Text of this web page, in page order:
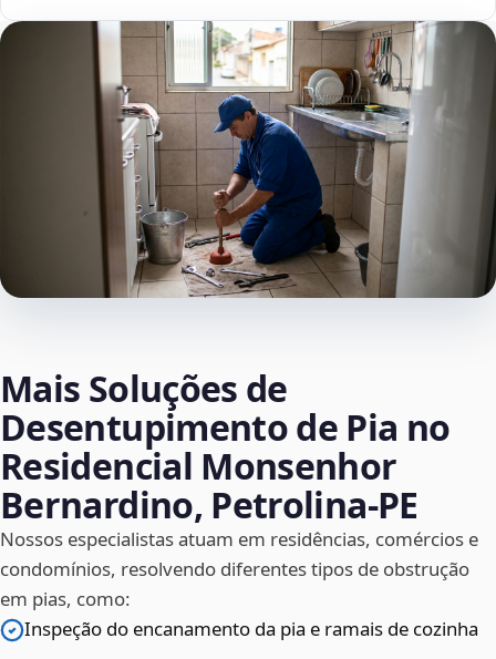
Mais Soluções de
Desentupimento de Pia no
Residencial Monsenhor
Bernardino, Petrolina‑PE
Nossos especialistas atuam em residências, comércios e
condomínios, resolvendo diferentes tipos de obstrução
em pias, como:
Inspeção do encanamento da pia e ramais de cozinha